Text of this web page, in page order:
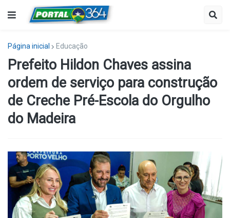
Página inicial Educação
Prefeito Hildon Chaves assina
ordem de serviço para construção
de Creche Pré-Escola do Orgulho
do Madeira